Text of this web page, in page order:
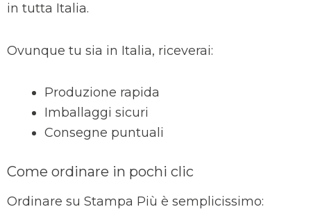
in tutta Italia.
Ovunque tu sia in Italia, riceverai:
Produzione rapida
Imballaggi sicuri
Consegne puntuali
Come ordinare in pochi clic
Ordinare su Stampa Più è semplicissimo: